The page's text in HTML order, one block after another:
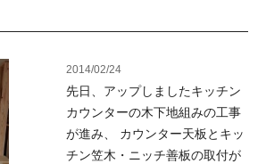
2014/02/24
先日、アップしましたキッチン
カウンターの木下地組みの工事
が進み、 カウンター天板とキッ
チン笠木・ニッチ善板の取付が